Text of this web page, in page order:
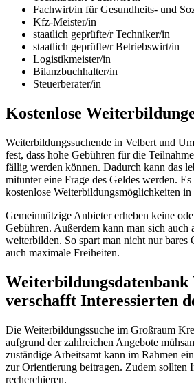
Fachwirt/in für Gesundheits- und
Kfz-Meister/in
staatlich geprüfte/r Techniker/in
staatlich geprüfte/r Betriebswirt/in
Logistikmeister/in
Bilanzbuchhalter/in
Steuerberater/in
Kostenlose
Weiterbildungssuchende in Velbert und
fest, dass hohe Gebühren für die
fällig werden können. Dadurch kann das
mitunter eine Frage des Geldes werden.
kostenlose Weiterbildungsmöglichkeiten
Gemeinnützige Anbieter erheben keine
Gebühren. Außerdem kann man sich auch
weiterbilden. So spart man nicht nur bares
auch maximale Freiheiten.
Weiterbildungsdatenbank
verschafft Interessierten
Die Weiterbildungssuche im Großraum
aufgrund der zahlreichen Angebote
zuständige Arbeitsamt kann im Rahmen
zur Orientierung beitragen. Zudem sollten
recherchieren.